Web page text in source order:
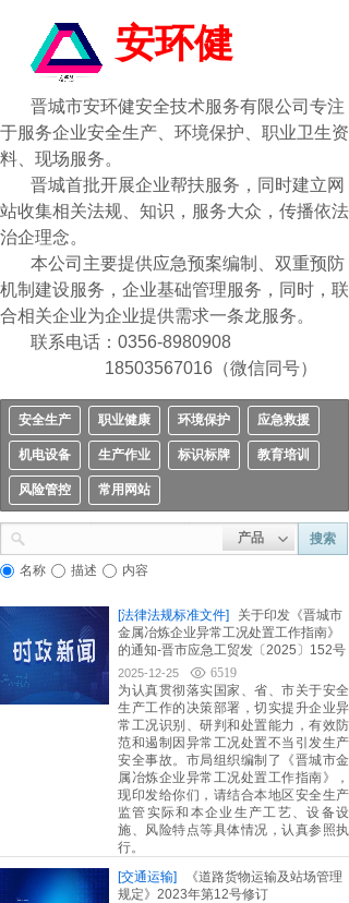
安环健
晋城市安环健安全技术服务有限公司专注
于服务企业安全生产、环境保护、职业卫生资
料、现场服务。
晋城首批开展企业帮扶服务，同时建立网
站收集相关法规、知识，服务大众，传播依法
治企理念。
本公司主要提供应急预案编制、双重预防
机制建设服务，企业基础管理服务，同时，联
合相关企业为企业提供需求一条龙服务。
联系电话：0356-8980908
18503567016（微信同号）
安全生产 职业健康 环境保护 应急救援
机电设备 生产作业 标识标牌 教育培训
风险管控 常用网站
产品 搜索
名称 描述 内容
[法律法规标准文件]
关于印发《晋城市
金属冶炼企业异常工况处置工作指南》
的通知-晋市应急工贸发〔2025〕152号
2025-12-25
6519
为认真贯彻落实国家、省、市关于安全
生产工作的决策部署，切实提升企业异
常工况识别、研判和处置能力，有效防
范和遏制因异常工况处置不当引发生产
安全事故。市局组织编制了《晋城市金
属冶炼企业异常工况处置工作指南》，
现印发给你们，请结合本地区安全生产
监管实际和本企业生产工艺、设备设
施、风险特点等具体情况，认真参照执
行。
[交通运输]
《道路货物运输及站场管理
规定》2023年第12号修订